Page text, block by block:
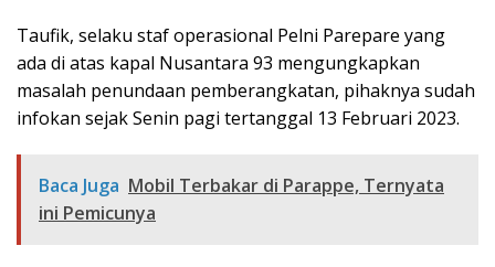
Taufik, selaku staf operasional Pelni Parepare yang
ada di atas kapal Nusantara 93 mengungkapkan
masalah penundaan pemberangkatan, pihaknya sudah
infokan sejak Senin pagi tertanggal 13 Februari 2023.
Baca Juga Mobil Terbakar di Parappe, Ternyata
ini Pemicunya